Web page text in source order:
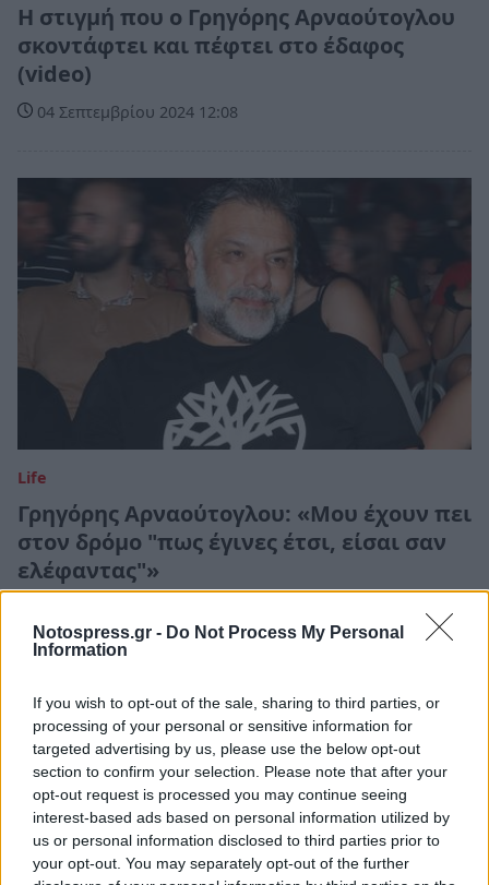
Notospress.gr - Do Not Process My Personal
Information
If you wish to opt-out of the sale, sharing to third parties, or
processing of your personal or sensitive information for
targeted advertising by us, please use the below opt-out
section to confirm your selection. Please note that after your
opt-out request is processed you may continue seeing
interest-based ads based on personal information utilized by
us or personal information disclosed to third parties prior to
your opt-out. You may separately opt-out of the further
Η στιγμή που ο Γρηγόρης Αρναούτογλου
σκοντάφτει και πέφτει στο έδαφος
(video)
04 Σεπτεμβρίου 2024 12:08
Life
Γρηγόρης Αρναούτογλου: «Μου έχουν πει
στον δρόμο "πως έγινες έτσι, είσαι σαν
ελέφαντας"»